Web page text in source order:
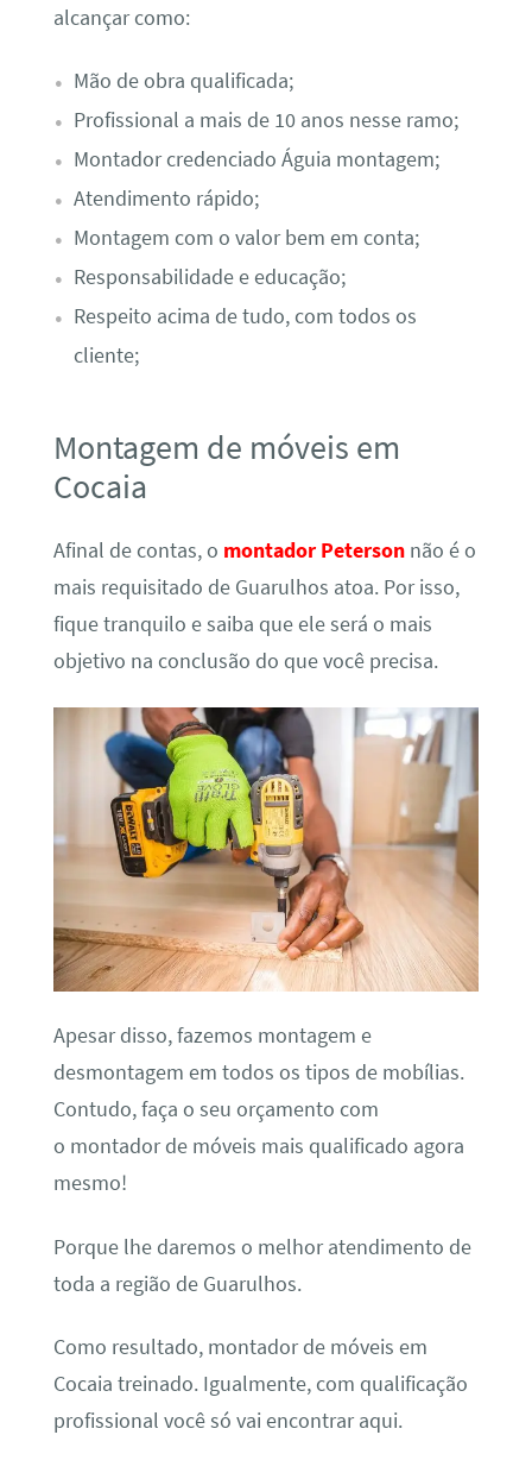
alcançar como:
Mão de obra qualificada;
Profissional a mais de 10 anos nesse ramo;
Montador credenciado Águia montagem;
Atendimento rápido;
Montagem com o valor bem em conta;
Responsabilidade e educação;
Respeito acima de tudo, com todos os
cliente;
Montagem de móveis em
Cocaia
Afinal de contas, o montador Petersonnão é o
mais requisitado de Guarulhos atoa. Por isso,
fique tranquilo e saiba que ele será o mais
objetivo na conclusão do que você precisa.
Apesar disso, fazemos montagem e
desmontagem em todos os tipos de mobílias.
Contudo, faça o seu orçamento com
o montador de móveis mais qualificado agora
mesmo!
Porque lhe daremos o melhor atendimento de
toda a região de Guarulhos.
Como resultado, montador de móveis em
Cocaia treinado. Igualmente, com qualificação
profissional você só vai encontrar aqui.